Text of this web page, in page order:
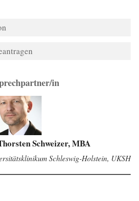
in
Schweizer, MBA
Schleswig-Holstein, UKSH